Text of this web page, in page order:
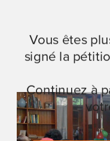
Vous êtes
signé la
Continuez à